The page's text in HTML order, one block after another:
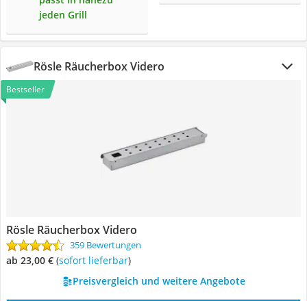
jeden Grill
Rösle Räucherbox Videro
Bestseller
Rösle Räucherbox Videro
359 Bewertungen
ab 23,00 € ( Sofort lieferbar)
Preisvergleich und weitere Angebote